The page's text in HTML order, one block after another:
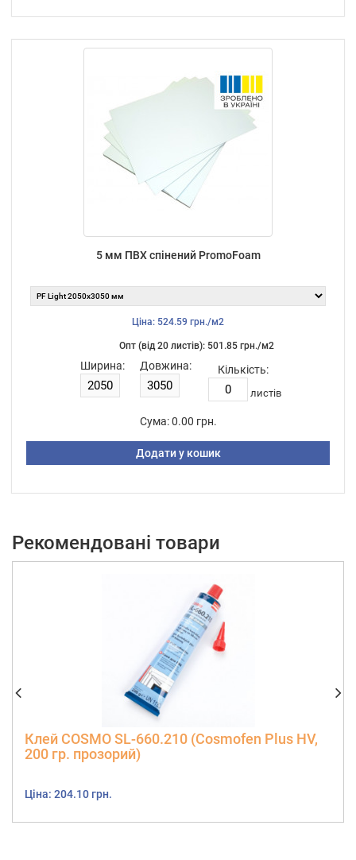
5 мм ПВХ спінений PromoFoam
Ціна: 524.59 грн./м2
Опт (від 20 листiв): 501.85 грн./м2
Ширина: Довжина: Кількість:
листiв
Сума: 0.00 грн.
Додати у кошик
Рекомендовані товари
Клей COSMO SL-660.210 (Cosmofen Plus HV,
200 гр. прозорий)
Ціна: 204.10 грн.